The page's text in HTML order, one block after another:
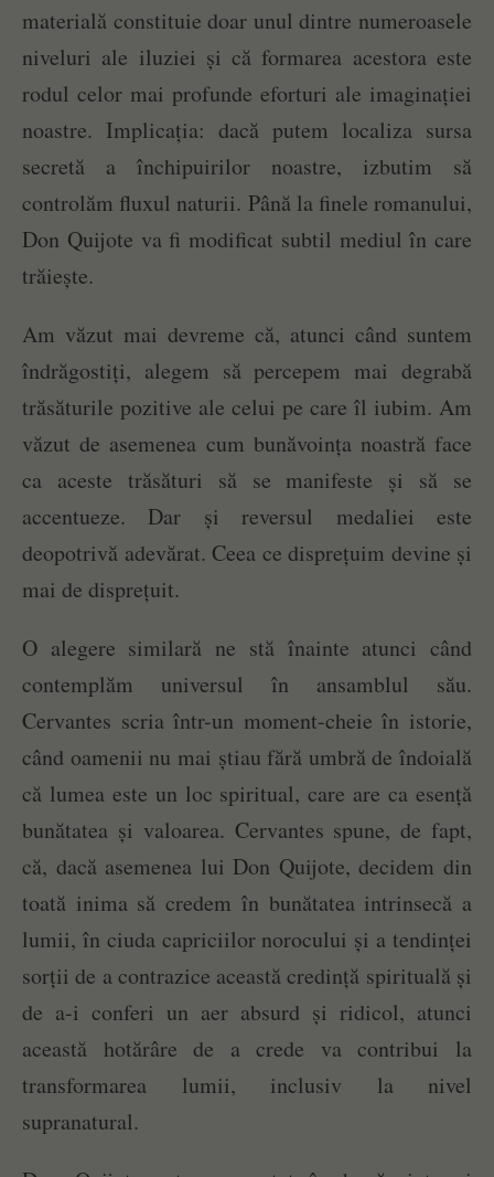
materială constituie doar unul dintre numeroasele
niveluri ale iluziei și că formarea acestora este
rodul celor mai profunde eforturi ale imaginației
noastre. Implicația: dacă putem localiza sursa
secretă a închipuirilor noastre, izbutim să
controlăm fluxul naturii. Până la finele romanului,
Don Quijote va fi modificat subtil mediul în care
trăiește.
Am văzut mai devreme că, atunci când suntem
îndrăgostiți, alegem să percepem mai degrabă
trăsăturile pozitive ale celui pe care îl iubim. Am
văzut de asemenea cum bunăvoința noastră face
ca aceste trăsături să se manifeste și să se
accentueze. Dar și reversul medaliei este
deopotrivă adevărat. Ceea ce disprețuim devine și
mai de disprețuit.
O alegere similară ne stă înainte atunci când
contemplăm universul în ansamblul său.
Cervantes scria într-un moment-cheie în istorie,
când oamenii nu mai știau fără umbră de îndoială
că lumea este un loc spiritual, care are ca esență
bunătatea și valoarea. Cervantes spune, de fapt,
că, dacă asemenea lui Don Quijote, decidem din
toată inima să credem în bunătatea intrinsecă a
lumii, în ciuda capriciilor norocului și a tendinței
sorții de a contrazice această credință spirituală și
de a-i conferi un aer absurd și ridicol, atunci
această hotărâre de a crede va contribui la
transformarea lumii, inclusiv la nivel
supranatural.